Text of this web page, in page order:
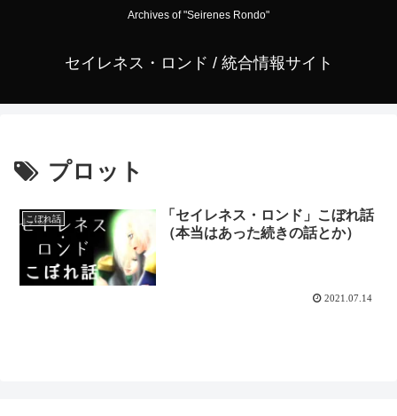
Archives of "Seirenes Rondo"
セイレネス・ロンド / 統合情報サイト
プロット
こぼれ話
「セイレネス・ロンド」こぼれ話
（本当はあった続きの話とか）
2021.07.14